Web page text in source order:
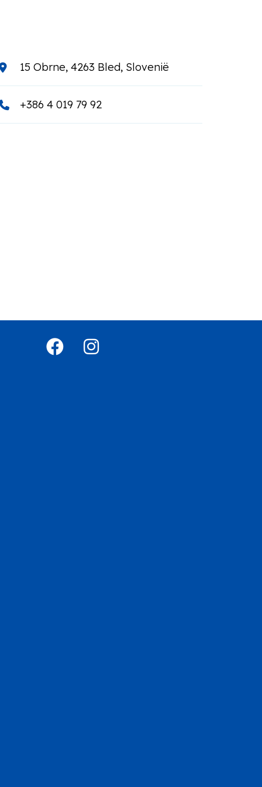
15 Obrne, 4263 Bled, Slovenië
+386 4 019 79 92